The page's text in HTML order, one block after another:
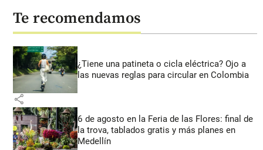
Te recomendamos
¿Tiene una patineta o cicla eléctrica? Ojo a
las nuevas reglas para circular en Colombia
share
6 de agosto en la Feria de las Flores: final de
la trova, tablados gratis y más planes en
Medellín